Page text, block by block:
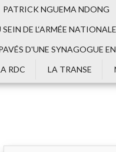
PATRICK NGUEMA NDONG
DE L‘ARMÉE
D'UNE SYNAGOGUE EN
RDC
LA TRANSE